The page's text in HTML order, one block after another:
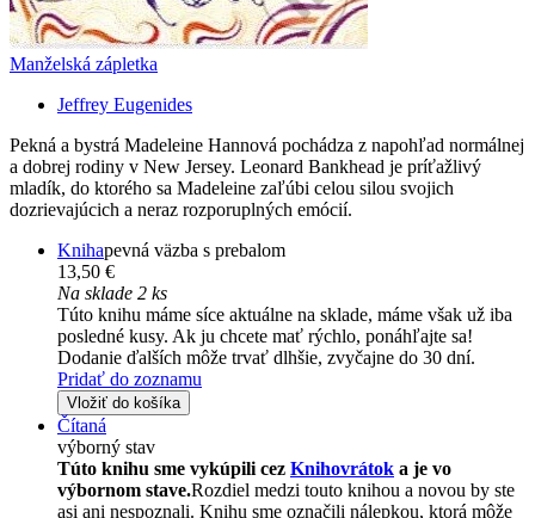
Manželská zápletka
Jeffrey Eugenides
Pekná a bystrá Madeleine Hannová pochádza z napohľad normálnej
a dobrej rodiny v New Jersey. Leonard Bankhead je príťažlivý
mladík, do ktorého sa Madeleine zaľúbi celou silou svojich
dozrievajúcich a neraz rozporuplných emócií.
Knihapevná väzba s prebalom
13,50 €
Na sklade 2 ks
Túto knihu máme síce aktuálne na sklade, máme však už iba
posledné kusy. Ak ju chcete mať rýchlo, ponáhľajte sa!
Dodanie ďalších môže trvať dlhšie, zvyčajne do 30 dní.
Pridať do zoznamu
Vložiť do košíka
Čítaná
výborný stav
Túto knihu sme vykúpili cez Knihovrátok a je vo
výbornom stave.Rozdiel medzi touto knihou a novou by ste
asi ani nespoznali. Knihu sme označili nálepkou, ktorá môže